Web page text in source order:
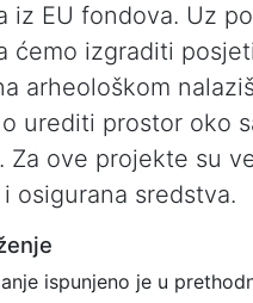
iz EU fondova. Uz
ćemo izgraditi
arheološkom
urediti prostor oko
Za ove projekte su
osigurana sredstva.
ispunjeno je u